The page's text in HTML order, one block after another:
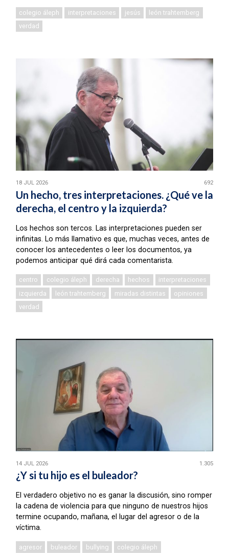
colegio áleph interpretaciones jesús
león trahtemberg
verdad
18 JUL 2026 692
Un hecho, tres interpretaciones. ¿Qué ve la
derecha, el centro y la izquierda?
Los hechos son tercos. Las interpretaciones pueden ser
infinitas. Lo más llamativo es que, muchas veces, antes de
conocer los antecedentes o leer los documentos, ya
podemos anticipar qué dirá cada comentarista.
centro colegio áleph derecha hechos
interpretaciones
izquierda
león trahtemberg miradas distintas
opiniones
verdad
14 JUL 2026 1.305
¿Y si tu hijo es el buleador?
El verdadero objetivo no es ganar la discusión, sino romper
la cadena de violencia para que ninguno de nuestros hijos
termine ocupando, mañana, el lugar del agresor o de la
víctima.
agresor buleador bullying
colegio áleph